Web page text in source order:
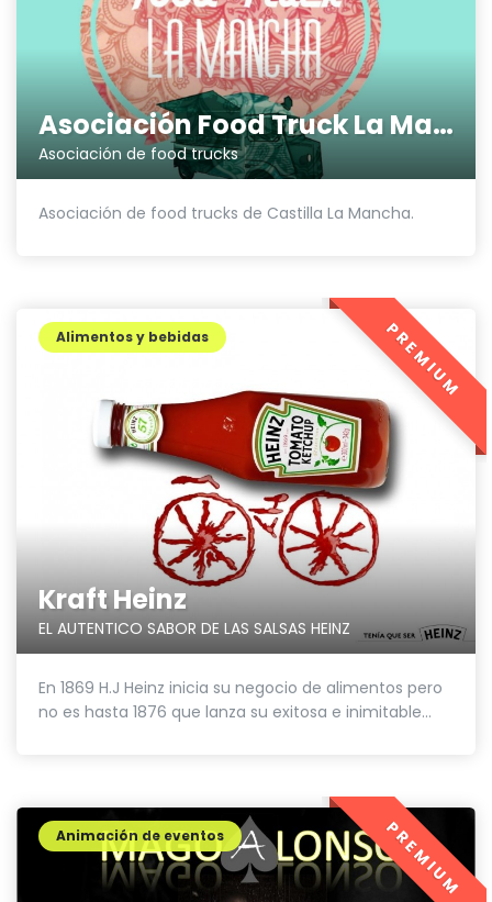
Asociación Food Truck La Mancha
Asociación de food trucks
Asociación de food trucks de Castilla La Mancha.
Kraft Heinz
EL AUTENTICO SABOR DE LAS SALSAS HEINZ
Alimentos y bebidas
En 1869 H.J Heinz inicia su negocio de alimentos pero
no es hasta 1876 que lanza su exitosa e inimitable...
PREMIUM
Animación de eventos PREMIUM